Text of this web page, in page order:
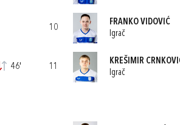
46'
10
FRANKO VIDOVIĆ
Igrač
11
KREŠIMIR
Igrač